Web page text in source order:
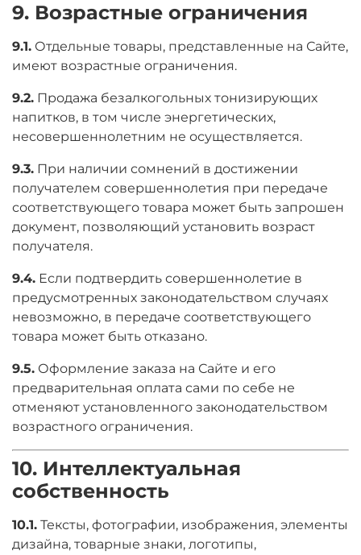
9. Возрастные ограничения
9.1. Отдельные товары, представленные на Сайте,
имеют возрастные ограничения.
9.2. Продажа безалкогольных тонизирующих
напитков, в том числе энергетических,
несовершеннолетним не осуществляется.
9.3. При наличии сомнений в достижении
получателем совершеннолетия при передаче
соответствующего товара может быть запрошен
документ, позволяющий установить возраст
получателя.
9.4. Если подтвердить совершеннолетие в
предусмотренных законодательством случаях
невозможно, в передаче соответствующего
товара может быть отказано.
9.5. Оформление заказа на Сайте и его
предварительная оплата сами по себе не
отменяют установленного законодательством
возрастного ограничения.
10. Интеллектуальная
собственность
10.1. Тексты, фотографии, изображения, элементы
дизайна, товарные знаки, логотипы,